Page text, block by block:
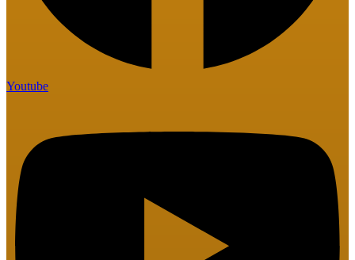
Youtube